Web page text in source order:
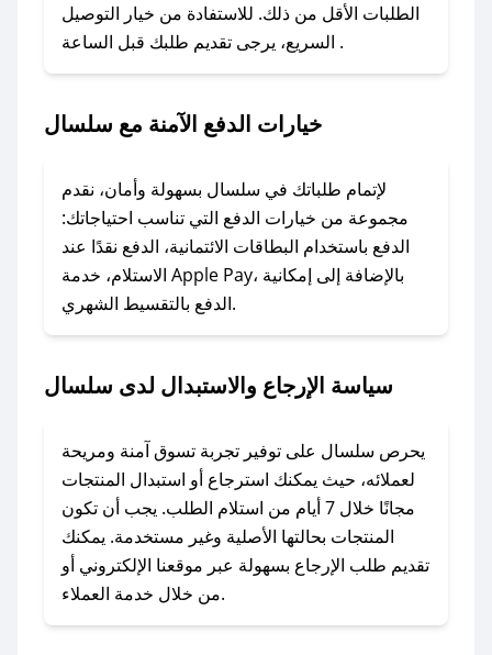
### كيفية استخدام كود خصم سلسال؟
1. انسخ كود الخصم من تطبيق صحصح.
2. الصقه في خانة الدفع عند التسوق من سلسال.
### ماذا أفعل إذا لم يعمل كود الخصم؟
الرسائل الخاصة على تويتر أو البريد الإلكتروني،
وسنقوم بحل المشكلة في أسرع وقت ممكن.
### ماذا أفعل إذا لم أجد كود خصم لمتجري
المفضل؟
في حال عدم توفر كوبونات لمتجرك المفضل، يمكنك
أسرع وقت ممكن.
### كيف تحصل على كوبونات خصم حصرية من
سلسال؟
للحصول على كوبونات وخصومات حصرية، قم بما
يلي:
- اضغط على أيقونة متابعة لمتجر سلسال في تطبيق
صحصح.
الطلبات الأقل من ذلك. للاستفادة من خيار التوصيل
السريع، يرجى تقديم طلبك قبل الساعة .
خيارات الدفع الآمنة مع سلسال
لإتمام طلباتك في سلسال بسهولة وأمان، نقدم
مجموعة من خيارات الدفع التي تناسب احتياجاتك:
الدفع باستخدام البطاقات الائتمانية، الدفع نقدًا عند
الاستلام، خدمة Apple Pay، بالإضافة إلى إمكانية
الدفع بالتقسيط الشهري.
سياسة الإرجاع والاستبدال لدى سلسال
يحرص سلسال على توفير تجربة تسوق آمنة ومريحة
لعملائه، حيث يمكنك استرجاع أو استبدال المنتجات
مجانًا خلال 7 أيام من استلام الطلب. يجب أن تكون
المنتجات بحالتها الأصلية وغير مستخدمة. يمكنك
تقديم طلب الإرجاع بسهولة عبر موقعنا الإلكتروني أو
من خلال خدمة العملاء.